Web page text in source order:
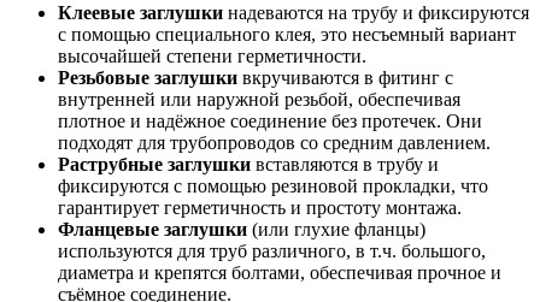
Клеевые заглушки надеваются на трубу и фиксируются
с помощью специального клея, это несъемный вариант
высочайшей степени герметичности.
Резьбовые заглушки вкручиваются в фитинг с
внутренней или наружной резьбой, обеспечивая
плотное и надёжное соединение без протечек. Они
подходят для трубопроводов со средним давлением.
Раструбные заглушки вставляются в трубу и
фиксируются с помощью резиновой прокладки, что
гарантирует герметичность и простоту монтажа.
Фланцевые заглушки (или глухие фланцы)
используются для труб различного, в т.ч. большого,
диаметра и крепятся болтами, обеспечивая прочное и
съёмное соединение.